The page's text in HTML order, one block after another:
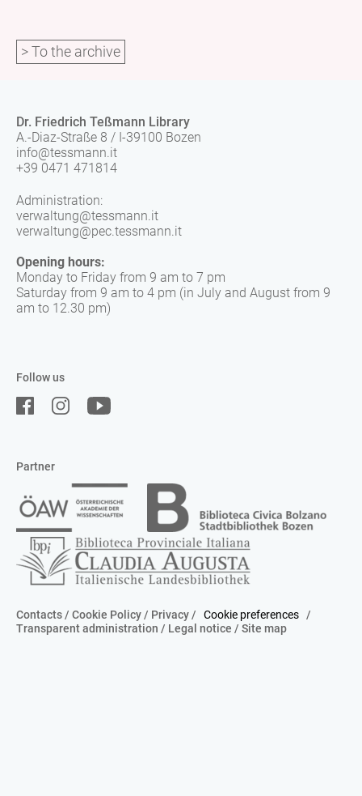
> To the archive
Dr. Friedrich Teßmann Library
A.-Diaz-Straße 8 / I-39100 Bozen
info@tessmann.it
+39 0471 471814
Follow us
Administration:
verwaltung@tessmann.it
verwaltung@pec.tessmann.it
Opening hours:
Monday to Friday from 9 am to 7 pm
Saturday from 9 am to 4 pm (in July and August from 9
am to 12.30 pm)
Partner
Contacts/ Cookie Policy/ Privacy/ Cookie preferences /
Transparent administration / Legal notice / Site map